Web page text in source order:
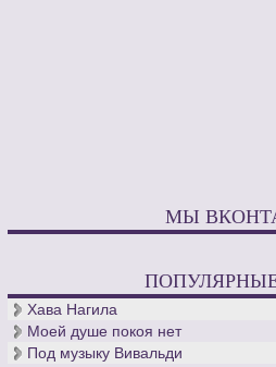
МЫ
Хава Нагила
Моей душе покоя нет
Под музыку Вивальди